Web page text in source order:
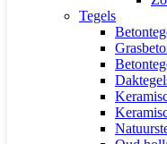
Tegels